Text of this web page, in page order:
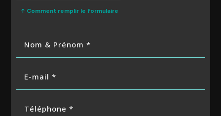
↑ Comment remplir le formulaire